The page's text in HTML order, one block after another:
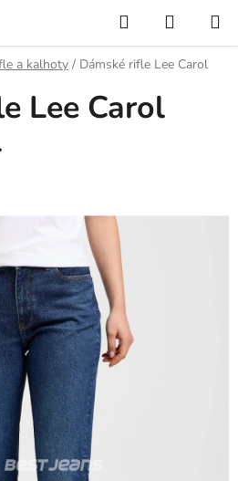
Hledat
KOŠÍK
a kalhoty / Dámské rifle Lee Carol
Lee Carol